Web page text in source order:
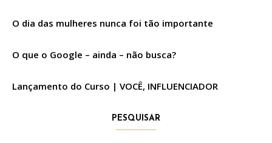
O dia das mulheres nunca foi tão importante
O que o Google – ainda – não busca?
Lançamento do Curso | VOCÊ, INFLUENCIADOR
PESQUISAR